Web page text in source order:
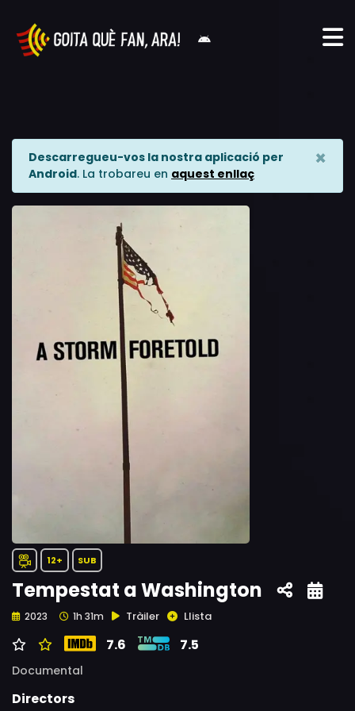
Descarregueu-vos la nostra aplicació per
Android. La trobareu en aquest enllaç
×
12+ SUB
Tempestat a Washington
2023 1h 31m Tràiler Llista
7.6 7.5
Documental
Directors